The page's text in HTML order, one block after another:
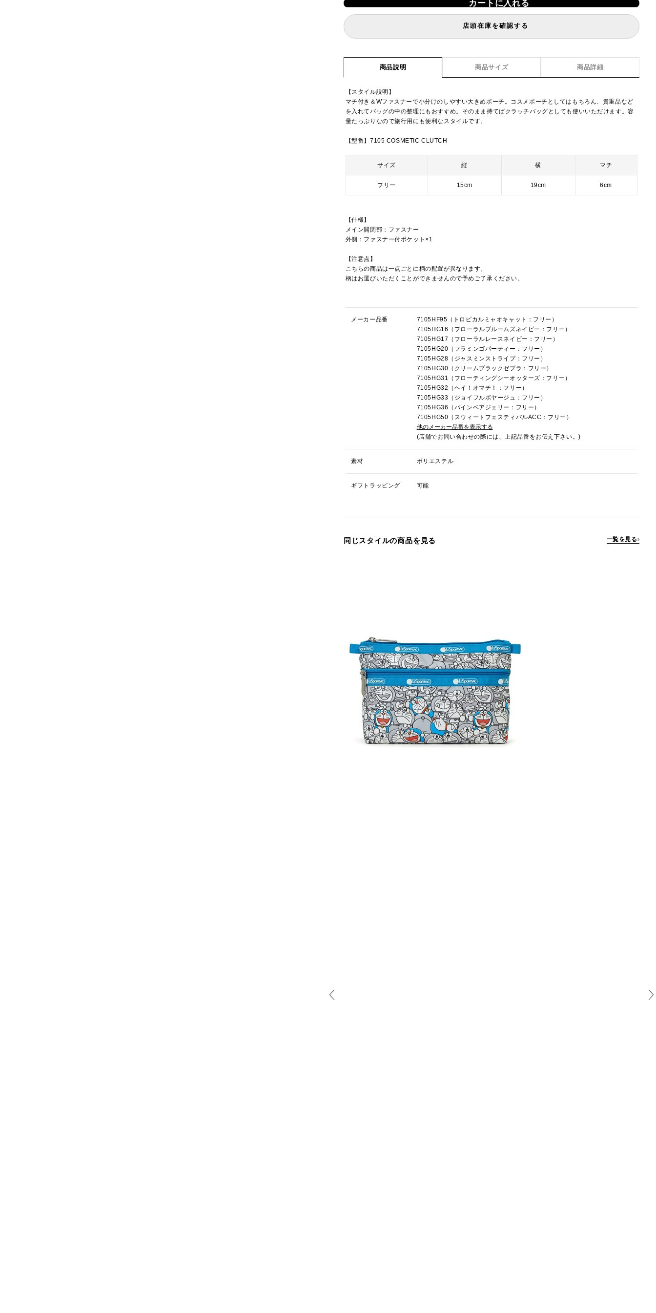
カートに入れる
店頭在庫を確認する
商品説明 商品サイズ 商品詳細
【スタイル説明】
マチ付き＆Wファスナーで小分けのしやすい大きめポーチ。コスメポーチとしてはもちろん、貴重品など
を入れてバッグの中の整理にもおすすめ。そのまま持てばクラッチバッグとしても使いいただけます。容
量たっぷりなので旅行用にも便利なスタイルです。
【型番】7105 COSMETIC CLUTCH
サイズ 縦 横 マチ
フリー 15cm 19cm 6cm
【仕様】
メイン開閉部：ファスナー
外側：ファスナー付ポケット×1
【注意点】
こちらの商品は一点ごとに柄の配置が異なります。
柄はお選びいただくことができませんので予めご了承ください。
メーカー品番
7105HF95（トロピカルミャオキャット：フリー）
7105HG16（フローラルブルームズネイビー：フリー）
7105HG17（フローラルレースネイビー：フリー）
7105HG20（フラミンゴパーティー：フリー）
7105HG28（ジャスミンストライプ：フリー）
7105HG30（クリームブラックゼブラ：フリー）
7105HG31（フローティングシーオッターズ：フリー）
7105HG32（ヘイ！オマチ！：フリー）
7105HG33（ジョイフルボヤージュ：フリー）
7105HG36（パインベアジェリー：フリー）
7105HG50（スウィートフェスティバルACC：フリー）
他のメーカー品番を表示する
(店舗でお問い合わせの際には、上記品番をお伝え下さい。)
素材 ポリエステル
ギフトラッピング 可能
同じスタイルの商品を見る 一覧を見る